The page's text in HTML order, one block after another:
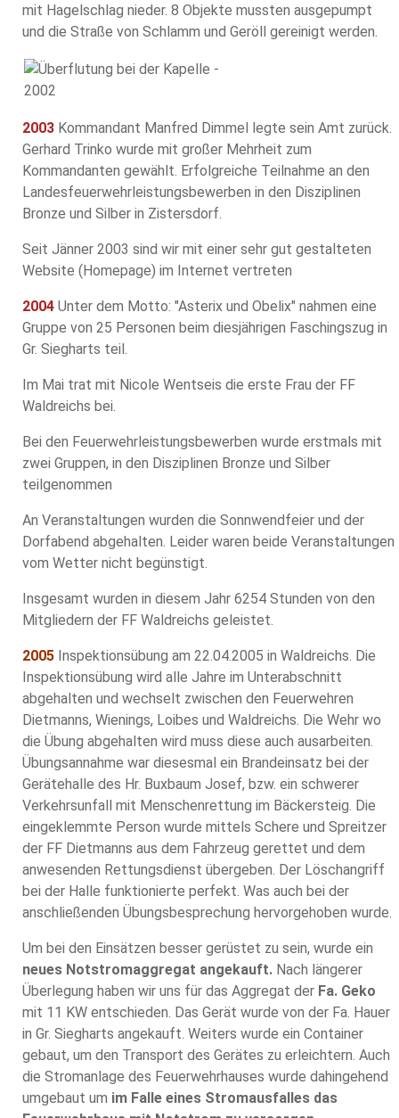
mit Hagelschlag nieder. 8 Objekte mussten ausgepumpt
und die Straße von Schlamm und Geröll gereinigt werden.
2003 Kommandant Manfred Dimmel legte sein Amt zurück.
Gerhard Trinko wurde mit großer Mehrheit zum
Kommandanten gewählt. Erfolgreiche Teilnahme an den
Landesfeuerwehrleistungsbewerben in den Disziplinen
Bronze und Silber in Zistersdorf.
Seit Jänner 2003 sind wir mit einer sehr gut gestalteten
Website (Homepage) im Internet vertreten
2004 Unter dem Motto: "Asterix und Obelix" nahmen eine
Gruppe von 25 Personen beim diesjährigen Faschingszug in
Gr. Siegharts teil.
Im Mai trat mit Nicole Wentseis die erste Frau der FF
Waldreichs bei.
Bei den Feuerwehrleistungsbewerben wurde erstmals mit
zwei Gruppen, in den Disziplinen Bronze und Silber
teilgenommen
An Veranstaltungen wurden die Sonnwendfeier und der
Dorfabend abgehalten. Leider waren beide Veranstaltungen
vom Wetter nicht begünstigt.
Insgesamt wurden in diesem Jahr 6254 Stunden von den
Mitgliedern der FF Waldreichs geleistet.
2005 Inspektionsübung am 22.04.2005 in Waldreichs. Die
Inspektionsübung wird alle Jahre im Unterabschnitt
abgehalten und wechselt zwischen den Feuerwehren
Dietmanns, Wienings, Loibes und Waldreichs. Die Wehr wo
die Übung abgehalten wird muss diese auch ausarbeiten.
Übungsannahme war diesesmal ein Brandeinsatz bei der
Gerätehalle des Hr. Buxbaum Josef, bzw. ein schwerer
Verkehrsunfall mit Menschenrettung im Bäckersteig. Die
eingeklemmte Person wurde mittels Schere und Spreitzer
der FF Dietmanns aus dem Fahrzeug gerettet und dem
anwesenden Rettungsdienst übergeben. Der Löschangriff
bei der Halle funktionierte perfekt. Was auch bei der
anschließenden Übungsbesprechung hervorgehoben wurde.
Um bei den Einsätzen besser gerüstet zu sein, wurde ein
neues Notstromaggregat angekauft. Nach längerer
Überlegung haben wir uns für das Aggregat der Fa. Geko
mit 11 KW entschieden. Das Gerät wurde von der Fa. Hauer
in Gr. Siegharts angekauft. Weiters wurde ein Container
gebaut, um den Transport des Gerätes zu erleichtern. Auch
die Stromanlage des Feuerwehrhauses wurde dahingehend
umgebaut um im Falle eines Stromausfalles das